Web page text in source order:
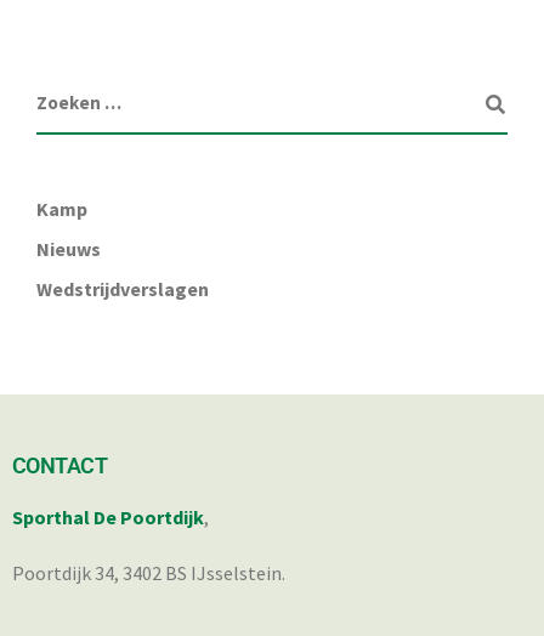
Kamp
Nieuws
Wedstrijdverslagen
CONTACT
Sporthal De Poortdijk,
Poortdijk 34, 3402 BS IJsselstein.